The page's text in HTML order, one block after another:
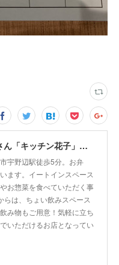
茨木市のお弁当やさん「キッチン花子」ちょい飲みスペース「サウス」
宇野辺駅徒歩5分。お弁
ます。イートインスペース
お惣菜を食べていただく事
らは、ちょい飲みスペース
み物もご用意！気軽に立ち
いただけるお店となってい